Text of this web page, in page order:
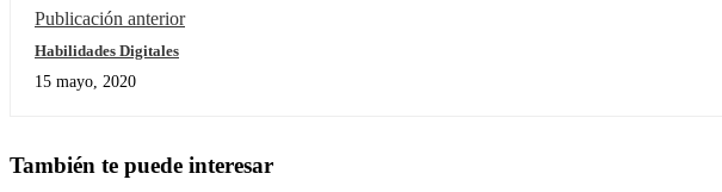
Publicación anterior
Habilidades Digitales
15 mayo, 2020
También te puede interesar